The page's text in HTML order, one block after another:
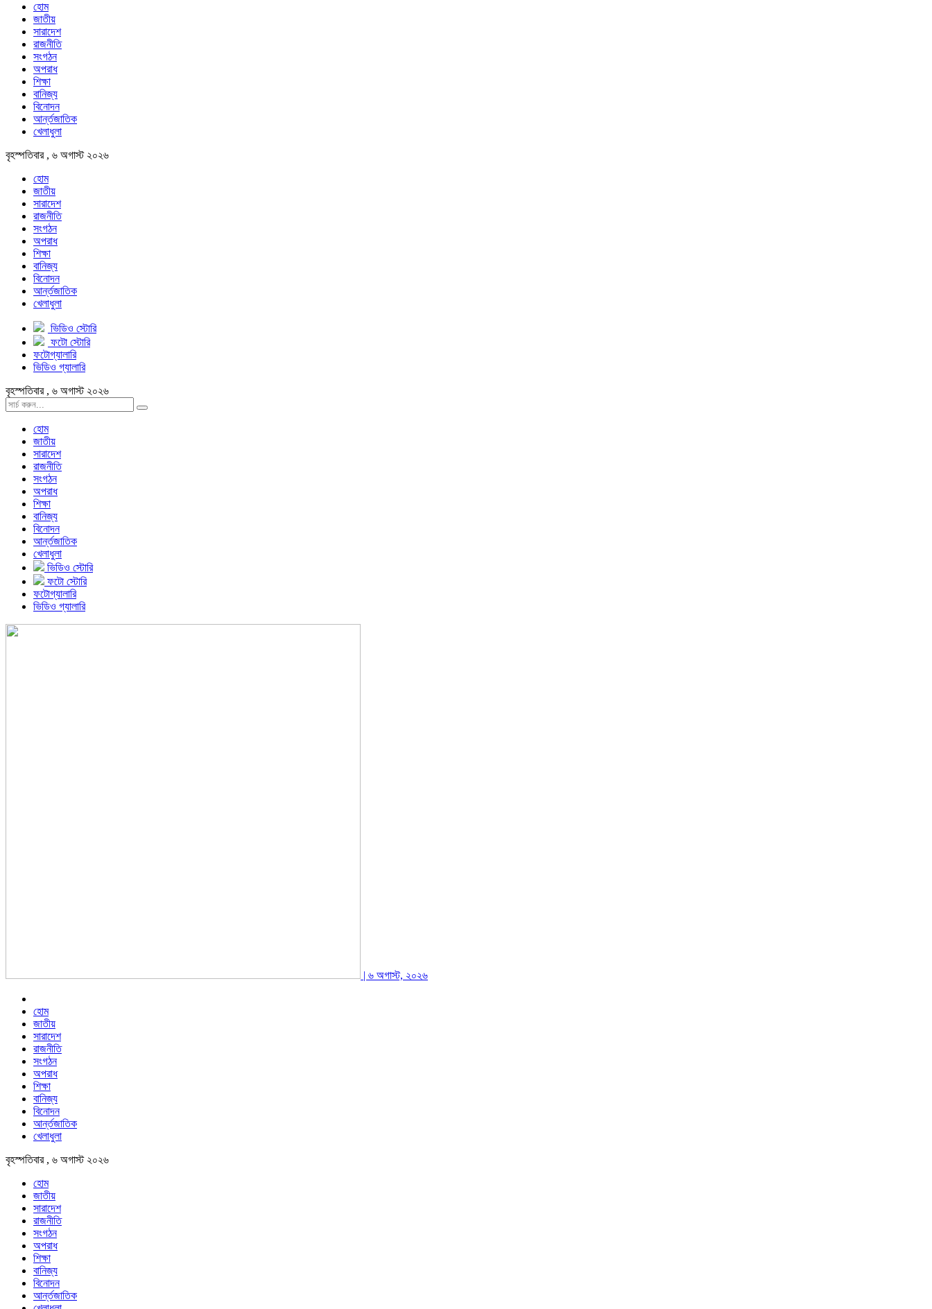
হোম
জাতীয়
সারাদেশ
রাজনীতি
সংগঠন
অপরাধ
শিক্ষা
বানিজ্য
বিনোদন
আর্ন্তজাতিক
খেলাধুলা
বৃহস্পতিবার , ৬ অগাস্ট ২০২৬
হোম
জাতীয়
সারাদেশ
রাজনীতি
সংগঠন
অপরাধ
শিক্ষা
বানিজ্য
বিনোদন
আর্ন্তজাতিক
খেলাধুলা
ভিডিও স্টোরি
ফটো স্টোরি
ফটোগ্যালারি
ভিডিও গ্যালারি
বৃহস্পতিবার , ৬ অগাস্ট ২০২৬
হোম
জাতীয়
সারাদেশ
রাজনীতি
সংগঠন
অপরাধ
শিক্ষা
বানিজ্য
বিনোদন
আর্ন্তজাতিক
খেলাধুলা
ভিডিও স্টোরি
ফটো স্টোরি
ফটোগ্যালারি
ভিডিও গ্যালারি
| ৬ অগাস্ট, ২০২৬
হোম
জাতীয়
সারাদেশ
রাজনীতি
সংগঠন
অপরাধ
শিক্ষা
বানিজ্য
বিনোদন
আর্ন্তজাতিক
খেলাধুলা
বৃহস্পতিবার , ৬ অগাস্ট ২০২৬
হোম
জাতীয়
সারাদেশ
রাজনীতি
সংগঠন
অপরাধ
শিক্ষা
বানিজ্য
বিনোদন
আর্ন্তজাতিক